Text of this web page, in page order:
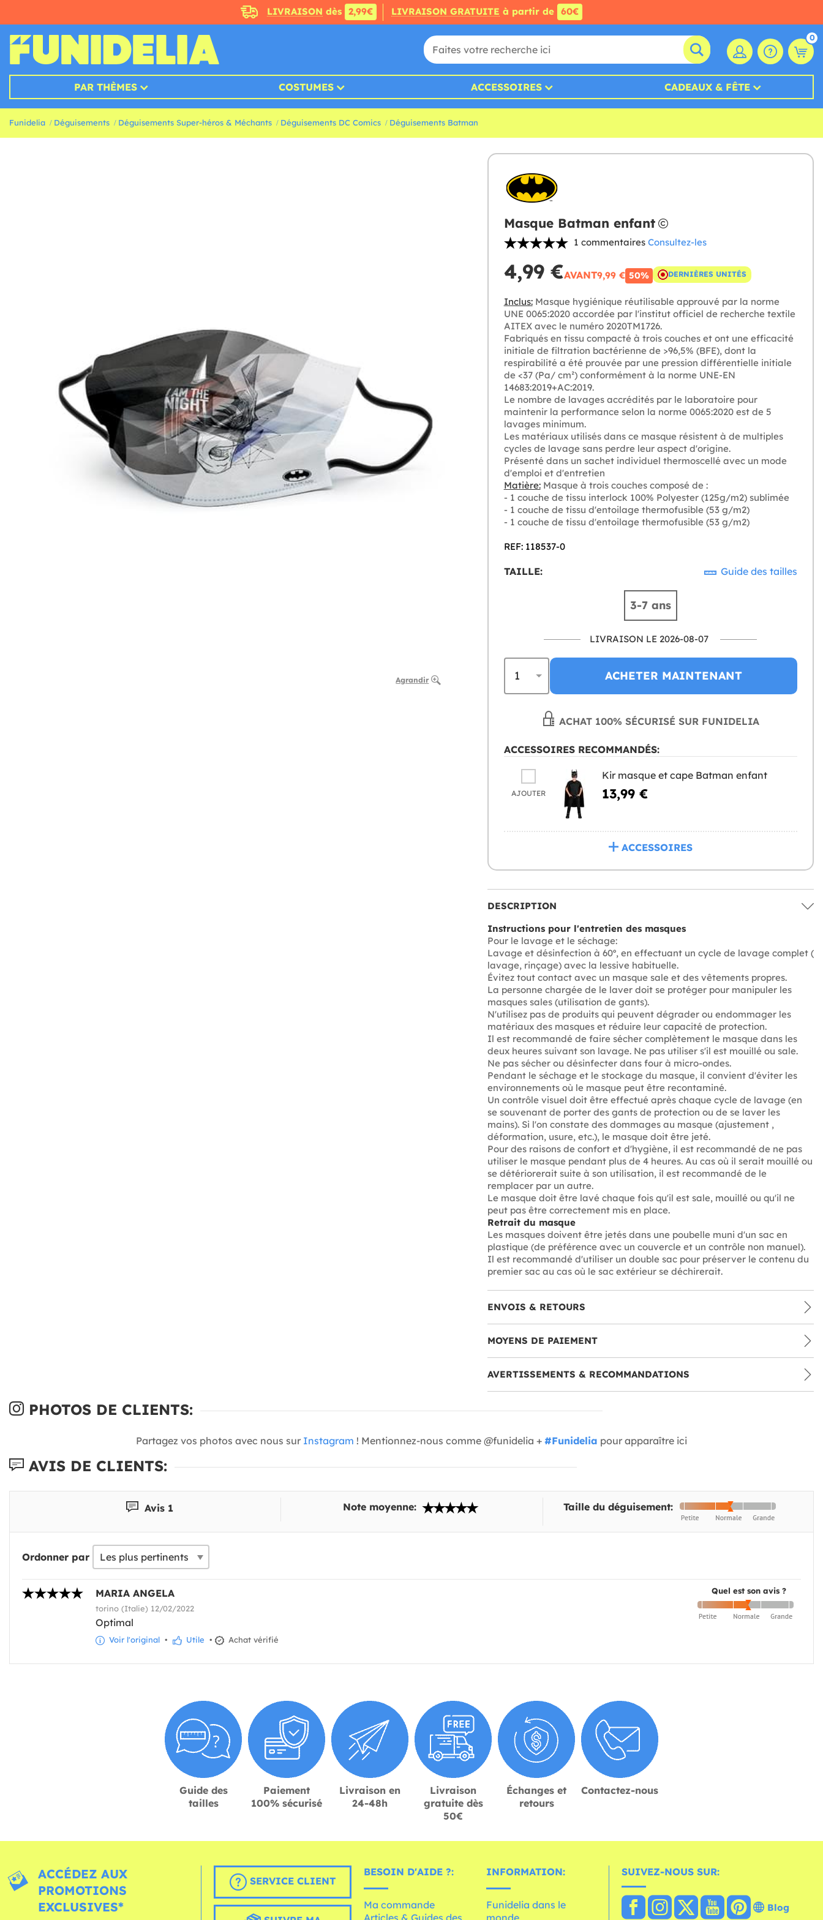
LIVRAISON dès 2,99€ LIVRAISON GRATUITE à partir de 60€
0
PAR THÈMES COSTUMES ACCESSOIRES CADEAUX & FÊTE
Funidelia Déguisements Déguisements Super-héros & Méchants Déguisements DC Comics Déguisements Batman
Agrandir
Masque Batman enfant
1 commentaires Consultez-les
4,99 €AVANT9,99 € 50% DERNIÈRES UNITÉS
Inclus:Masque hygiénique réutilisable approuvé par la norme
UNE 0065:2020 accordée par l'institut officiel de recherche textile
AITEX avec le numéro 2020TM1726.
Fabriqués en tissu compacté à trois couches et ont une efficacité
initiale de filtration bactérienne de >96,5% (BFE), dont la
respirabilité a été prouvée par une pression différentielle initiale
de <37 (Pa/ cm²) conformément à la norme UNE-EN
14683:2019+AC:2019.
Le nombre de lavages accrédités par le laboratoire pour
maintenir la performance selon la norme 0065:2020 est de 5
lavages minimum.
Les matériaux utilisés dans ce masque résistent à de multiples
cycles de lavage sans perdre leur aspect d'origine.
Présenté dans un sachet individuel thermoscellé avec un mode
d'emploi et d'entretien
Matière:Masque à trois couches composé de :
- 1 couche de tissu interlock 100% Polyester (125g/m2) sublimée
- 1 couche de tissu d'entoilage thermofusible (53 g/m2)
- 1 couche de tissu d'entoilage thermofusible (53 g/m2)
REF: 118537-0
TAILLE: Guide des tailles
3-7 ans
LIVRAISON LE 2026-08-07
ACHETER MAINTENANT
ACHAT 100% SÉCURISÉ SUR FUNIDELIA
ACCESSOIRES RECOMMANDÉS:
AJOUTER
Kir masque et cape Batman enfant
13,99 €
ACCESSOIRES
DESCRIPTION
Instructions pour l'entretien des masques
Pour le lavage et le séchage:
Lavage et désinfection à 60º, en effectuant un cycle de lavage complet (
lavage, rinçage) avec la lessive habituelle.
Évitez tout contact avec un masque sale et des vêtements propres.
La personne chargée de le laver doit se protéger pour manipuler les
masques sales (utilisation de gants).
N'utilisez pas de produits qui peuvent dégrader ou endommager les
matériaux des masques et réduire leur capacité de protection.
Il est recommandé de faire sécher complètement le masque dans les
deux heures suivant son lavage. Ne pas utiliser s'il est mouillé ou sale.
Ne pas sécher ou désinfecter dans four à micro-ondes.
Pendant le séchage et le stockage du masque, il convient d'éviter les
environnements où le masque peut être recontaminé.
Un contrôle visuel doit être effectué après chaque cycle de lavage (en
se souvenant de porter des gants de protection ou de se laver les
mains). Si l'on constate des dommages au masque (ajustement ,
déformation, usure, etc.), le masque doit être jeté.
Pour des raisons de confort et d'hygiène, il est recommandé de ne pas
utiliser le masque pendant plus de 4 heures. Au cas où il serait mouillé ou
se détériorerait suite à son utilisation, il est recommandé de le
remplacer par un autre.
Le masque doit être lavé chaque fois qu'il est sale, mouillé ou qu'il ne
peut pas être correctement mis en place.
Retrait du masque
Les masques doivent être jetés dans une poubelle muni d'un sac en
plastique (de préférence avec un couvercle et un contrôle non manuel).
Il est recommandé d'utiliser un double sac pour préserver le contenu du
premier sac au cas où le sac extérieur se déchirerait.
ENVOIS & RETOURS
MOYENS DE PAIEMENT
AVERTISSEMENTS & RECOMMANDATIONS
PHOTOS DE CLIENTS:
Partagez vos photos avec nous sur Instagram ! Mentionnez-nous comme @funidelia + #Funidelia pour apparaître ici
AVIS DE CLIENTS:
Avis 1 Note moyenne: Taille du déguisement:
Ordonner par
Quel est son avis ?
MARIA ANGELA
torino (Italie) 12/02/2022
Optimal
Voir l'original • Utile • Achat vérifié
Guide des
tailles
Paiement
100% sécurisé
Livraison en
24-48h
Livraison
gratuite dès
50€
Échanges et
retours
Contactez-nous
ACCÉDEZ AUX
PROMOTIONS
EXCLUSIVES*
SERVICE CLIENT
BESOIN D'AIDE ?:
Ma commande
INFORMATION:
Funidelia dans le
SUIVEZ-NOUS SUR:
Blog